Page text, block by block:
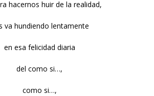
hacernos huir de la realidad,
va hundiendo lentamente
en esa felicidad diaria
del como si…,
como si…,